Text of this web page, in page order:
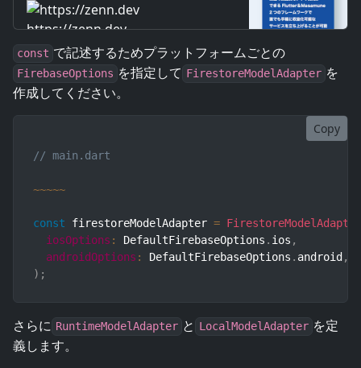
https://zenn.dev
const で記述するためプラットフォームごとの
FirebaseOptions を指定して FirestoreModelAdapter を
作成してください。
Copy
// main.dart
~~~~~
const firestoreModelAdapter = FirestoreModelAdapter
iosOptions : DefaultFirebaseOptions . ios ,
androidOptions : DefaultFirebaseOptions . android ,
) ;
さらに RuntimeModelAdapter と LocalModelAdapter を定
義します。